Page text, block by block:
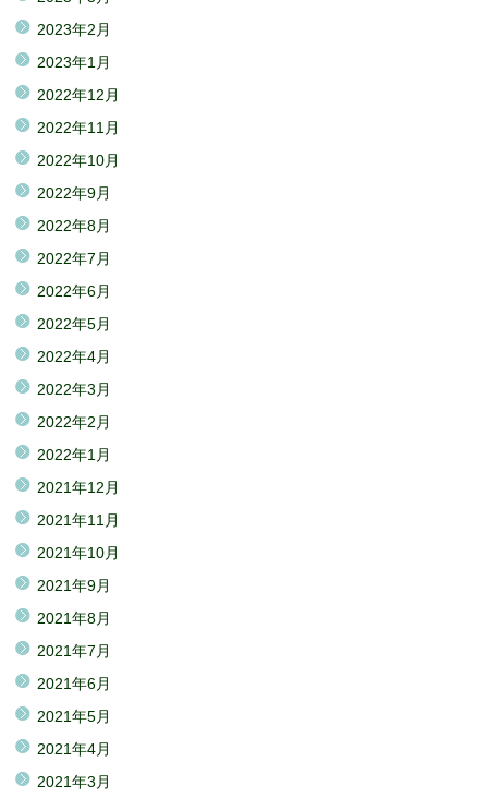
2023年2月
2023年1月
2022年12月
2022年11月
2022年10月
2022年9月
2022年8月
2022年7月
2022年6月
2022年5月
2022年4月
2022年3月
2022年2月
2022年1月
2021年12月
2021年11月
2021年10月
2021年9月
2021年8月
2021年7月
2021年6月
2021年5月
2021年4月
2021年3月